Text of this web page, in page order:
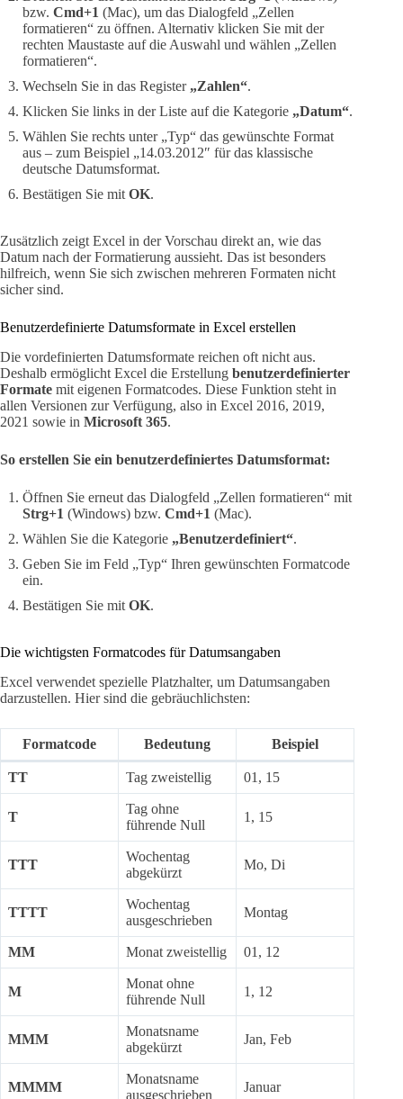
bzw. Cmd+1 (Mac), um das Dialogfeld „Zellen
formatieren“ zu öffnen. Alternativ klicken Sie mit der
rechten Maustaste auf die Auswahl und wählen „Zellen
formatieren“.
Wechseln Sie in das Register „Zahlen“.
Klicken Sie links in der Liste auf die Kategorie „Datum“.
Wählen Sie rechts unter „Typ“ das gewünschte Format
aus – zum Beispiel „14.03.2012″ für das klassische
deutsche Datumsformat.
Bestätigen Sie mit OK.
Zusätzlich zeigt Excel in der Vorschau direkt an, wie das
Datum nach der Formatierung aussieht. Das ist besonders
hilfreich, wenn Sie sich zwischen mehreren Formaten nicht
sicher sind.
Benutzerdefinierte Datumsformate in Excel erstellen
Die vordefinierten Datumsformate reichen oft nicht aus.
Deshalb ermöglicht Excel die Erstellung benutzerdefinierter
Formate mit eigenen Formatcodes. Diese Funktion steht in
allen Versionen zur Verfügung, also in Excel 2016, 2019,
2021 sowie in Microsoft 365.
So erstellen Sie ein benutzerdefiniertes Datumsformat:
Öffnen Sie erneut das Dialogfeld „Zellen formatieren“ mit
Strg+1 (Windows) bzw. Cmd+1 (Mac).
Wählen Sie die Kategorie „Benutzerdefiniert“.
Geben Sie im Feld „Typ“ Ihren gewünschten Formatcode
ein.
Bestätigen Sie mit OK.
Die wichtigsten Formatcodes für Datumsangaben
Excel verwendet spezielle Platzhalter, um Datumsangaben
darzustellen. Hier sind die gebräuchlichsten:
Formatcode Bedeutung Beispiel
TT Tag zweistellig 01, 15
T
Tag ohne
führende Null
1, 15
TTT
Wochentag
abgekürzt
Mo, Di
TTTT
Wochentag
ausgeschrieben
Montag
MM Monat zweistellig 01, 12
M
Monat ohne
führende Null
1, 12
MMM
Monatsname
abgekürzt
Jan, Feb
MMMM
Monatsname
ausgeschrieben
Januar